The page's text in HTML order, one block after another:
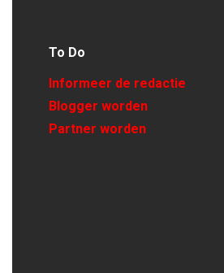
To Do
Informeer de redactie
Blogger worden
Partner worden